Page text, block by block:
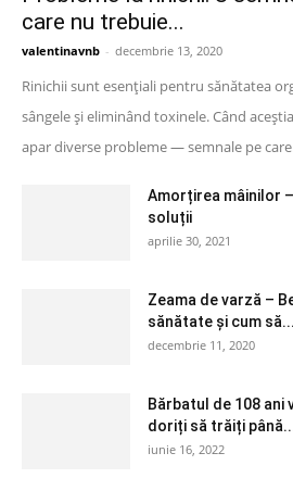
care nu trebuie...
valentinavnb - decembrie 13, 2020
Rinichii sunt esențiali pentru sănătatea
sângele și eliminând toxinele. Când
apar diverse probleme — semnale pe
Amorțirea mâinilor
soluții
aprilie 30, 2021
Zeama de varză –
sănătate și cum să...
decembrie 11, 2020
Bărbatul de 108
doriți să trăiți
iunie 16, 2022